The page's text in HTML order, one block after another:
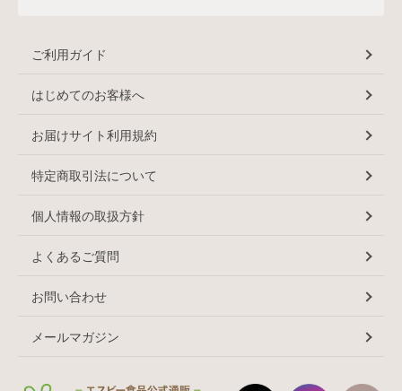
ご利用ガイド
はじめてのお客様へ
お届けサイト利用規約
特定商取引法について
個人情報の取扱方針
よくあるご質問
お問い合わせ
メールマガジン